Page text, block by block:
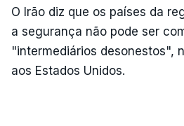
O Irão diz que os países da
a segurança não pode ser
"intermediários desonestos",
aos Estados Unidos.